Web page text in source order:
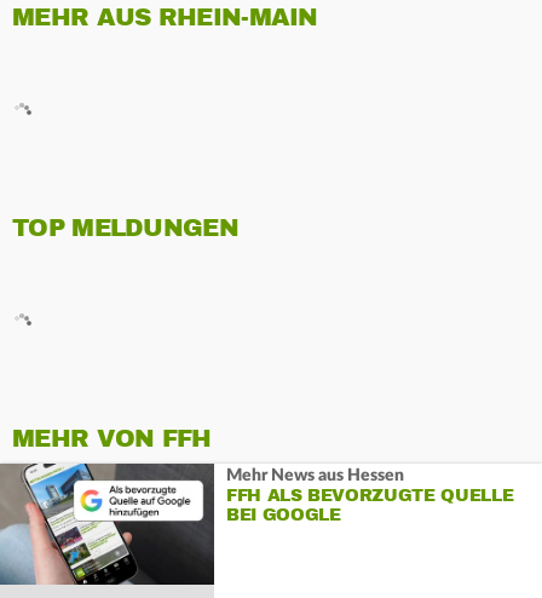
MEHR AUS RHEIN-MAIN
TOP MELDUNGEN
MEHR VON FFH
Mehr News aus Hessen
FFH ALS BEVORZUGTE QUELLE
BEI GOOGLE